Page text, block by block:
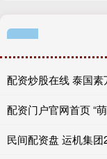
配资门户官网首页 “